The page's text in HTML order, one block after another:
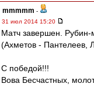
mmmmm -
31 июл 2014 15:20
Матч завершен.
(Ахметов - Пантелеев,
С победой!!!
Вова Бесчастных,